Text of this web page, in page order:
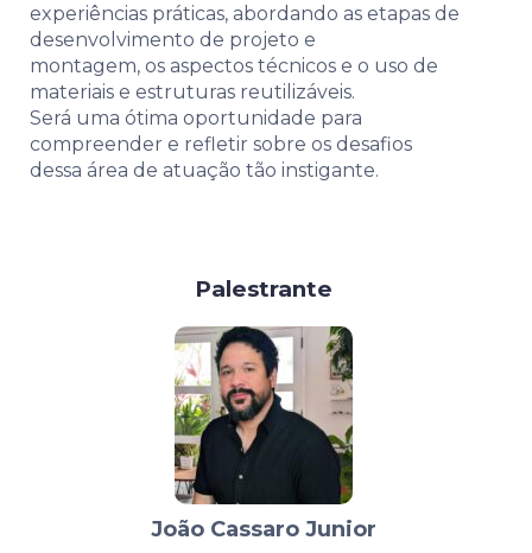
experiências práticas, abordando as etapas de
desenvolvimento de projeto e
montagem, os aspectos técnicos e o uso de
materiais e estruturas reutilizáveis.
Será uma ótima oportunidade para
compreender e refletir sobre os desafios
dessa área de atuação tão instigante.
Palestrante
João Cassaro Junior